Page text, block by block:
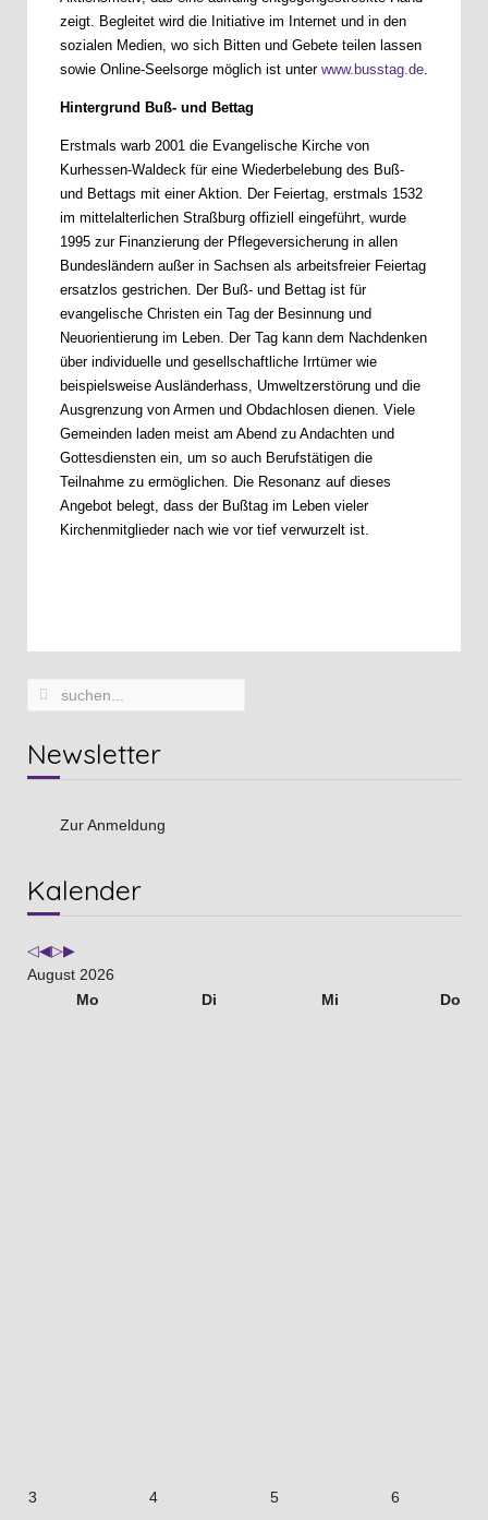
zeigt. Begleitet wird die Initiative im Internet und in den
sozialen Medien, wo sich Bitten und Gebete teilen lassen
sowie Online-Seelsorge möglich ist unter www.busstag.de
Hintergrund Buß- und Bettag
Erstmals warb 2001 die Evangelische Kirche von
Kurhessen-Waldeck für eine Wiederbelebung des Buß-
und Bettags mit einer Aktion. Der Feiertag, erstmals 1532
im mittelalterlichen Straßburg offiziell eingeführt, wurde
1995 zur Finanzierung der Pflegeversicherung in allen
Bundesländern außer in Sachsen als arbeitsfreier Feiertag
ersatzlos gestrichen. Der Buß- und Bettag ist für
evangelische Christen ein Tag der Besinnung und
Neuorientierung im Leben. Der Tag kann dem Nachdenken
über individuelle und gesellschaftliche Irrtümer wie
beispielsweise Ausländerhass, Umweltzerstörung und die
Ausgrenzung von Armen und Obdachlosen dienen. Viele
Gemeinden laden meist am Abend zu Andachten und
Gottesdiensten ein, um so auch Berufstätigen die
Teilnahme zu ermöglichen. Die Resonanz auf dieses
Angebot belegt, dass der Bußtag im Leben vieler
Kirchenmitglieder nach wie vor tief verwurzelt ist.
Newsletter
Zur Anmeldung
Kalender
Jahr
Monat
JahrMonat
August 2026
Mo
Di Mi Do
3 4 5 6